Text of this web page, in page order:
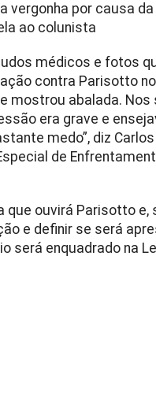
vergonha por causa
ao colunista
médicos e fotos
contra Parisotto
mostrou abalada.
era grave e
medo”, diz
de
que ouvirá Parisotto
e definir se será
será enquadrado na